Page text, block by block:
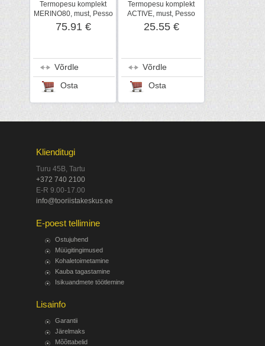
Termopesu komplekt
MERINO80, must, Pesso
75.91 €
Võrdle
Osta
Termopesu komplekt
ACTIVE, must, Pesso
25.55 €
Võrdle
Osta
Klienditugi
Turu 45B, Tartu
+372 740 2100
E-R 9.00-17.00
info@tooriistakeskus.ee
E-poest tellimine
Ostujuhend
Müügitingimused
Kohaletoimetamine
Kauba tagastamine
Isikuandmete töötlemine
Lisainfo
Garantii
Järelmaks
Mõõttabelid